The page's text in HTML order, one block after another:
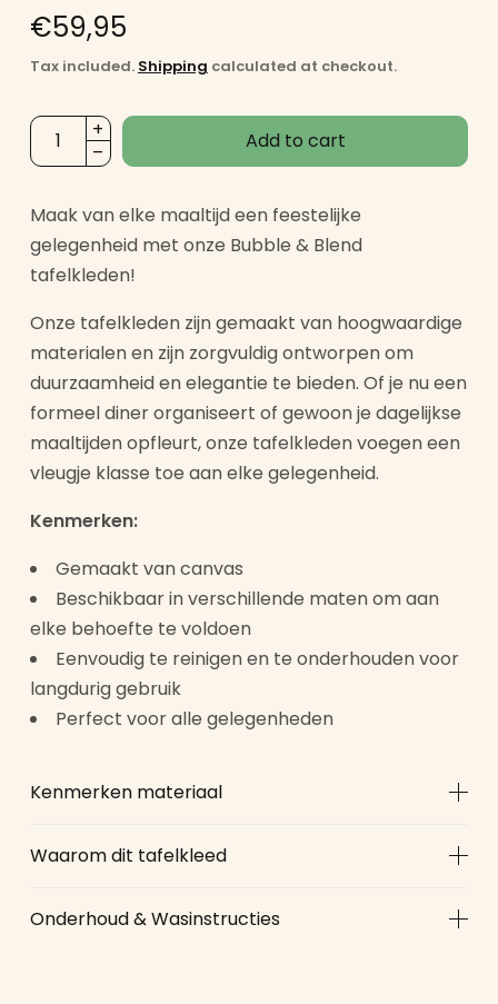
€59,95
Tax included. Shipping calculated at checkout.
Add to cart
Maak van elke maaltijd een feestelijke
gelegenheid met onze Bubble & Blend
tafelkleden!
Onze tafelkleden zijn gemaakt van hoogwaardige
materialen en zijn zorgvuldig ontworpen om
duurzaamheid en elegantie te bieden. Of je nu een
formeel diner organiseert of gewoon je dagelijkse
maaltijden opfleurt, onze tafelkleden voegen een
vleugje klasse toe aan elke gelegenheid.
Kenmerken:
Gemaakt van canvas
Beschikbaar in verschillende maten om aan
elke behoefte te voldoen
Eenvoudig te reinigen en te onderhouden voor
langdurig gebruik
Perfect voor alle gelegenheden
Kenmerken materiaal
Waarom dit tafelkleed
Onderhoud & Wasinstructies